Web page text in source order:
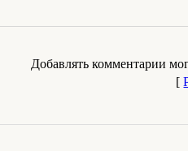
Добавлять комментарии
[